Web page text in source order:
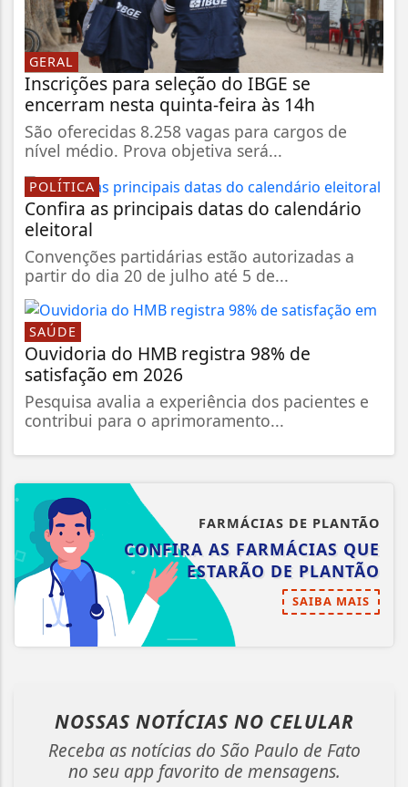
GERAL
Inscrições para seleção do IBGE se
encerram nesta quinta-feira às 14h
São oferecidas 8.258 vagas para cargos de
nível médio. Prova objetiva será...
POLÍTICA
Confira as principais datas do calendário
eleitoral
Convenções partidárias estão autorizadas a
partir do dia 20 de julho até 5 de...
SAÚDE
Ouvidoria do HMB registra 98% de
satisfação em 2026
Pesquisa avalia a experiência dos pacientes e
contribui para o aprimoramento...
FARMÁCIAS DE PLANTÃO
CONFIRA AS FARMÁCIAS QUE
ESTARÃO DE PLANTÃO
SAIBA MAIS
NOSSAS NOTÍCIAS NO CELULAR
Receba as notícias do São Paulo de Fato
no seu app favorito de mensagens.